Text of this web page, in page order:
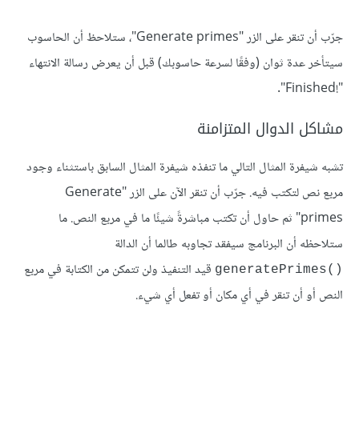
جرّب أن تنقر على الزر "Generate primes"، ستلاحظ أن الحاسوب
سيتأخر عدة ثوان (وفقًا لسرعة حاسوبك) قبل أن يعرض رسالة الانتهاء
"!Finished".
مشاكل الدوال المتزامنة
تشبه شيفرة المثال التالي ما تنفذه شيفرة المثال السابق باستثناء وجود
مربع نص لتكتب فيه. جرّب أن تنقر اﻵن على الزر "Generate
primes" ثم حاول أن تكتب مباشرةً شيئًا ما في مربع النص. ما
ستلاحظه أن البرنامج سيفقد تجاوبه طالما أن الدالة
()generatePrimes
قيد التنفيذ ولن تتمكن من الكتابة في مربع
النص أو أن تنقر في أي مكان أو تفعل أي شيء.